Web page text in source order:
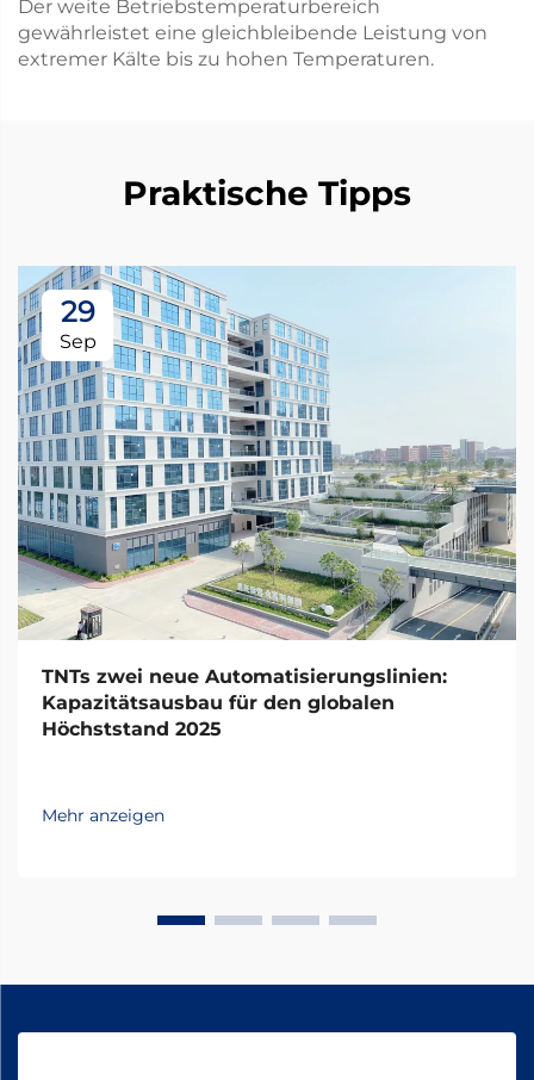
Der weite Betriebstemperaturbereich
gewährleistet eine gleichbleibende Leistung von
extremer Kälte bis zu hohen Temperaturen.
Praktische Tipps
29
Sep
TNTs zwei neue Automatisierungslinien:
Kapazitätsausbau für den globalen
Höchststand 2025
Mehr anzeigen